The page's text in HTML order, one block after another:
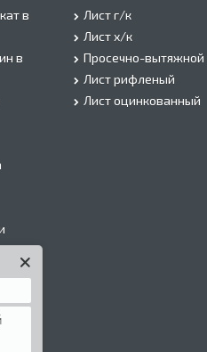
в
в
Лист г/к
Лист х/к
Просечно-вытяжной
Лист рифленый
Лист оцинкованный